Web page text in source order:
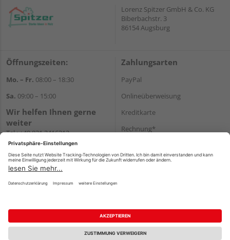
Lorenz Spitzer GmbH & Co. KG
Biberbachstr. 3
86154 Augsburg
Öffnungszeiten:
Mo. – Fr. 08:00 – 18:30
Sa. 09:00 – 15:00
Wir helfen Ihnen gerne
weiter
Tel.:+49 821 2416212
E-Mail:verwaltung@spitzer-
augsburg.de
Zahlungsarten
PayPal
Onlineüberweisung
Kreditkarte
Rechnung*
Versand
Impressum AGB Widerruf
Datenschutz
Reservierungsbedingungen
Vertrag widerrufen